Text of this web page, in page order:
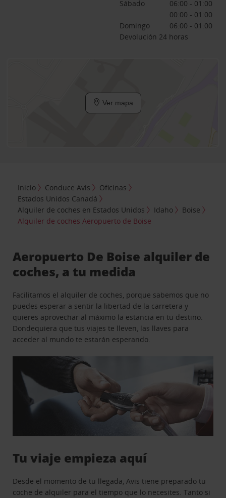
Sábado
06:00 - 01:00
00:00 - 01:00
Domingo
06:00 - 01:00
Devolución 24 horas
Ver mapa
Inicio Conduce Avis
Oficinas
Estados Unidos Canadá
Alquiler de coches en Estados Unidos
Idaho
Boise
Alquiler de coches Aeropuerto de Boise
Aeropuerto De Boise alquiler de
coches, a tu medida
Facilitamos el alquiler de coches, porque sabemos que no
puedes esperar a sentir la libertad de la carretera y
quieres aprovechar al máximo la estancia en tu destino.
Dondequiera que tus viajes te lleven, las llaves para
acceder al mundo te estarán esperando.
Tu viaje empieza aquí
Desde el momento de tu llegada, Avis tiene preparado tu
coche de alquiler para el tiempo que lo necesites. Tanto si